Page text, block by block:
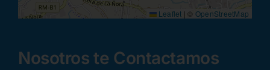
Leaflet | © OpenStreetMap
Nosotros te Contactamos